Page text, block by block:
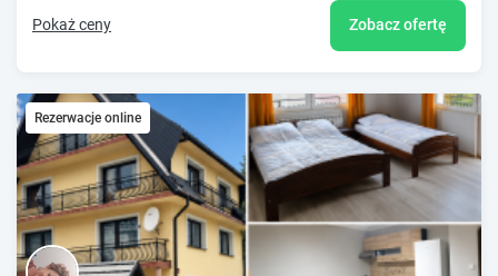
Pokaż ceny Zobacz ofertę
Rezerwacje online